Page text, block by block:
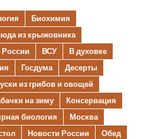
Биохимия
из крыжовника
России ВСУ
В духовке
Госдума
Десерты
из грибов и овощей
на зиму
Консервация
биология
Москва
Новости России
Обед